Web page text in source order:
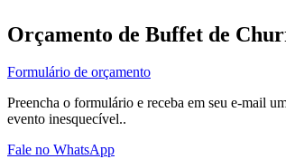
Orçamento de Buffet de
Formulário de orçamento
Preencha o formulário e receba em seu e-mail
evento inesquecível..
Fale no WhatsApp